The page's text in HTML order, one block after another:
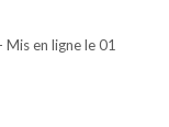
- Mis en ligne le 01